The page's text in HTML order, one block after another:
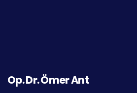
Op. Dr. Fatma Yazıcı Yılmaz